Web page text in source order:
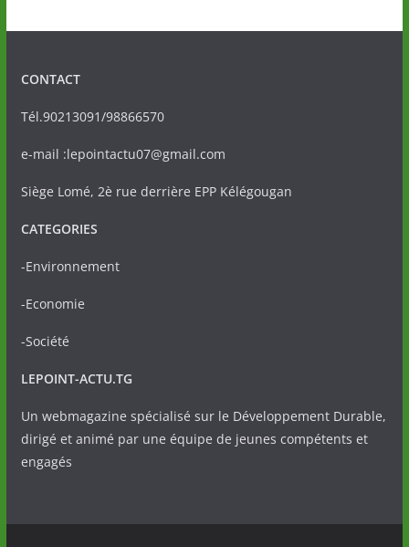
CONTACT
Tél.90213091/98866570
e-mail :lepointactu07@gmail.com
Siège Lomé, 2è rue derrière EPP Kélégougan
CATEGORIES
-Environnement
-Economie
-Société
LEPOINT-ACTU.TG
Un webmagazine spécialisé sur le Développement Durable,
dirigé et animé par une équipe de jeunes compétents et
engagés